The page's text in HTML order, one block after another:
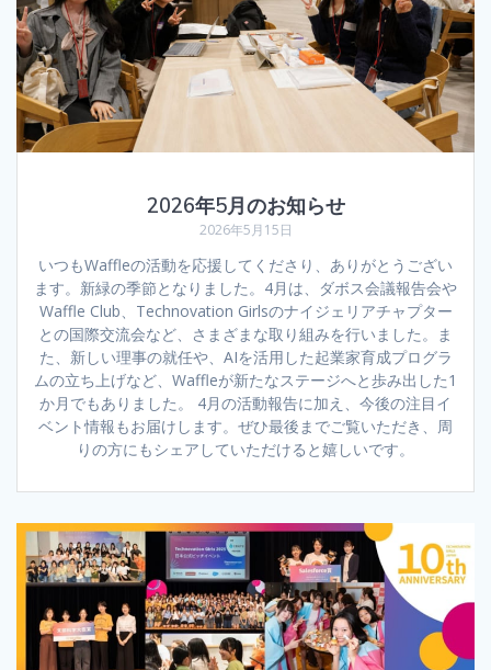
2026年5月のお知らせ
2026年5月15日
いつもWaffleの活動を応援してくださり、ありがとうござい
ます。新緑の季節となりました。4月は、ダボス会議報告会や
Waffle Club、Technovation Girlsのナイジェリアチャプター
との国際交流会など、さまざまな取り組みを行いました。ま
た、新しい理事の就任や、AIを活用した起業家育成プログラ
ムの立ち上げなど、Waffleが新たなステージへと歩み出した1
か月でもありました。 4月の活動報告に加え、今後の注目イ
ベント情報もお届けします。ぜひ最後までご覧いただき、周
りの方にもシェアしていただけると嬉しいです。